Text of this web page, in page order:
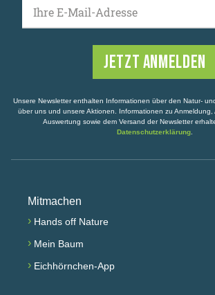
Ihre E-Mail-
Unsere Newsletter enthalten Informationen über den Natur-
über uns und unsere Aktionen. Informationen zu Anmeldung,
Auswertung sowie dem Versand der Newsletter
Datenschutzerklärung.
Mitmachen
› Hands off Nature
› Mein Baum
› Eichhörnchen-App